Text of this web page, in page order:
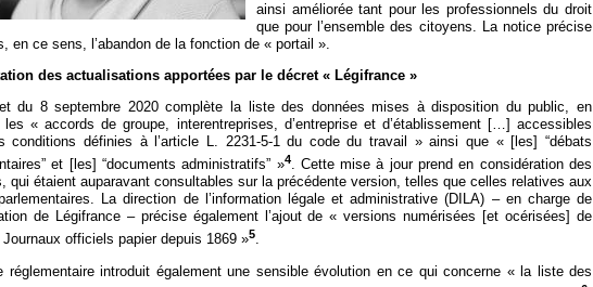
ainsi améliorée tant pour les professionnels du droit
que pour l’ensemble des citoyens. La notice précise
en ce sens, l’abandon de la fonction de « portail ».
des actualisations apportées par le décret « Légifrance »
du 8 septembre 2020 complète la liste des données mises à disposition du public, en
les « accords de groupe, interentreprises, d’entreprise et d’établissement […] accessibles
conditions définies à l’article L. 2231-5-1 du code du travail » ainsi que « [les] “débats
et [les] “documents administratifs” »4. Cette mise à jour prend en considération des
qui étaient auparavant consultables sur la précédente version, telles que celles relatives aux
La direction de l’information légale et administrative (DILA) – en charge de
de Légifrance – précise également l’ajout de « versions numérisées [et océrisées] de
officiels papier depuis 1869 »5.
réglementaire introduit également une sensible évolution en ce qui concerne « la liste des